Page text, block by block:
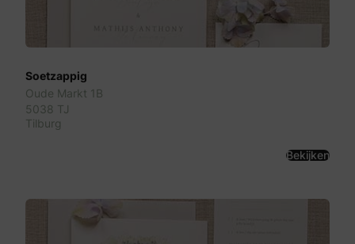
Soetzappig
Oude Markt 1B
5038 TJ
Tilburg
Bekijken